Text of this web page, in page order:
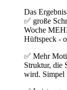
Das
✅ große
Woche
Hüftspeck -
✅ Mehr
Struktur, die
wird. Simpel